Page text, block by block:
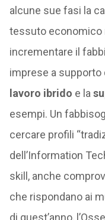
alcune sue fasi la
tessuto economico
incrementare il
imprese a supporto
lavoro ibrido e la
esempi. Un
cercare profili
dell’Information
skill, anche
che rispondano ai
di quest’anno,